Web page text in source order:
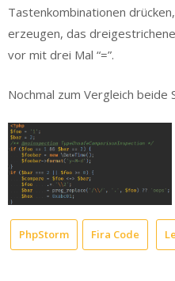
Tastenkombinationen
erzeugen, das
vor mit drei Mal “=”.
Nochmal zum Vergleich beide
PhpStorm Fira Code